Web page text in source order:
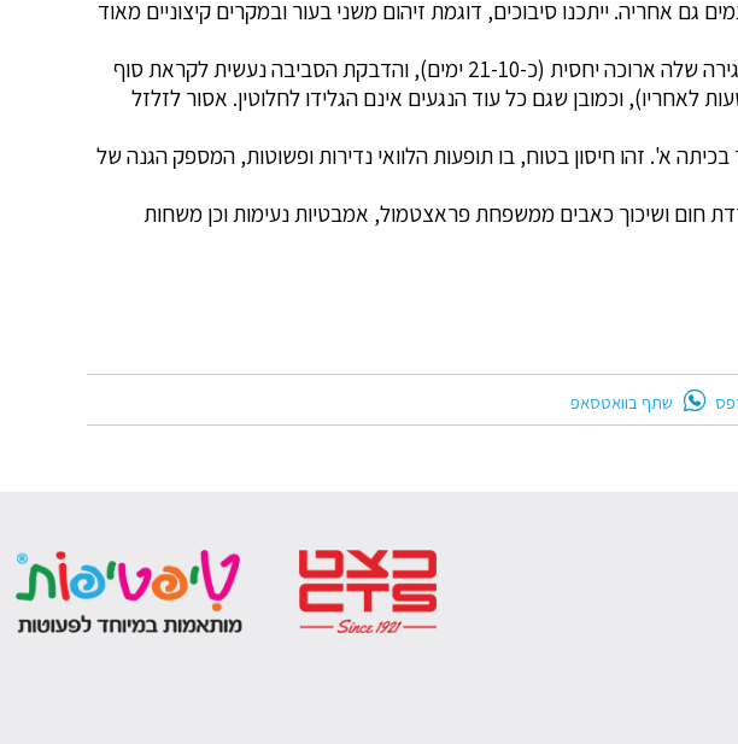
גם אחריה. ייתכנו סיבוכים, דוגמת זיהום משני בעור ובמקרים קיצוניים מאוד
אבעבועות רוח נחשבת למחלה מדבקת במיוחד, שעלולה לעבור בקלות באוויר או במגע. תקופת הדגירה שלה ארוכה יחסית (כ-21-10 ימים), והדבקת הסביבה נעשית לקראת סוף
בפועל חשוב שהילד הסובל מאבעבועות רוח יישאר בביתו משך כל תקופת החום (וגם 24 שעות לאחריו), וכמובן שגם כל עוד הנגעים אינם הגלידו לחלוטין. אסור לזלזל
א'. זהו חיסון בטוח, בו תופעות הלוואי נדירות ופשוטות, המספק הגנה של
חום ושיכוך כאבים ממשפחת פראצטמול, אמבטיות נעימות וכן משחות
שתף בוואטסאפ